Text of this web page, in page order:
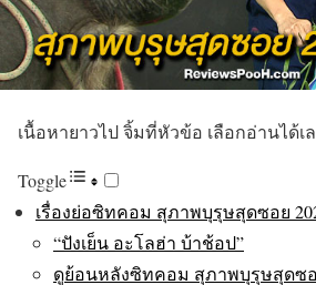
เนื้อหายาวไป จิ้มที่หัวข้อ เลือกอ่านได้เ
Toggle
เรื่องย่อซิทคอม สุภาพบุรุษสุดซอย
“ปังเย็น อะโลฮ่า บ้าช้อป”
ดูย้อนหลังซิทคอม สุภาพบุรุษสุดซ